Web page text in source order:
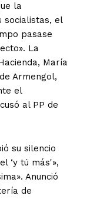
la
socialistas, el
pasase
La
María
Armengol,
el
al PP de
su silencio
‘y tú más'»,
Anunció
de